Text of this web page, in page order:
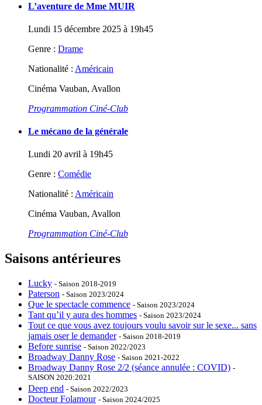
L’aventure de Mme MUIR
Lundi 15 décembre 2025 à 19h45
Genre : Drame
Nationalité : Américain
Cinéma Vauban, Avallon
Programmation Ciné-Club
Le mécano de la générale
Lundi 20 avril à 19h45
Genre : Comédie
Nationalité : Américain
Cinéma Vauban, Avallon
Programmation Ciné-Club
Saisons antérieures
Lucky - Saison 2018-2019
Paterson - Saison 2023/2024
Que le spectacle commence - Saison 2023/2024
Tant qu’il y aura des hommes - Saison 2023/2024
Tout ce que vous avez toujours voulu savoir sur le sexe... sans
jamais oser le demander - Saison 2018-2019
Before sunrise - Saison 2022/2023
Broadway Danny Rose - Saison 2021-2022
Broadway Danny Rose 2/2 (séance annulée : COVID) -
SAISON 2020:2021
Deep end - Saison 2022/2023
Docteur Folamour - Saison 2024/2025